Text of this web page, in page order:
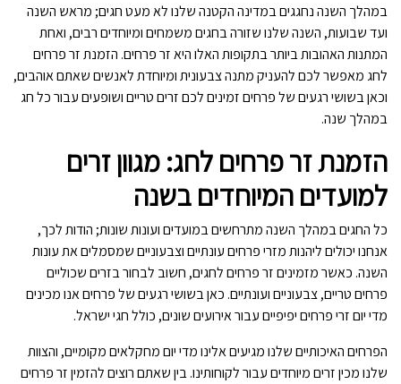
במהלך השנה נחגגים במדינה הקטנה שלנו לא מעט חגים; מראש השנה
ועד שבועות, השנה שלנו שזורה בחגים משמחים ומיוחדים רבים, ואחת
המתנות האהובות ביותר בתקופות האלו היא זר פרחים. הזמנת זר פרחים
לחג מאפשר לכם להעניק מתנה צבעונית ומיוחדת לאנשים שאתם אוהבים,
וכאן בשושי רגעים של פרחים זמינים לכם זרים טריים ושופעים עבור כל חג
במהלך שנה.
הזמנת זר פרחים לחג: מגוון זרים
למועדים המיוחדים בשנה
כל החגים במהלך השנה מתרחשים במועדים ועונות שונות; הודות לכך,
אנחנו יכולים ליהנות מזרי פרחים עונתיים וצבעוניים שמסמלים את עונות
השנה. כאשר מזמינים זר פרחים לחגים, חשוב לבחור בזרים שכוליים
פרחים טריים, צבעוניים ועונתיים. כאן בשושי רגעים של פרחים אנו מכינים
מדי יום זרי פרחים יפיפיים עבור אירועים שונים, כולל חגי ישראל.
הפרחים האיכותיים שלנו מגיעים אלינו מדי יום מחקלאים מקומיים, והצוות
שלנו מכין זרים מיוחדים עבור לקוחותינו. בין שאתם רוצים להזמין זר פרחים